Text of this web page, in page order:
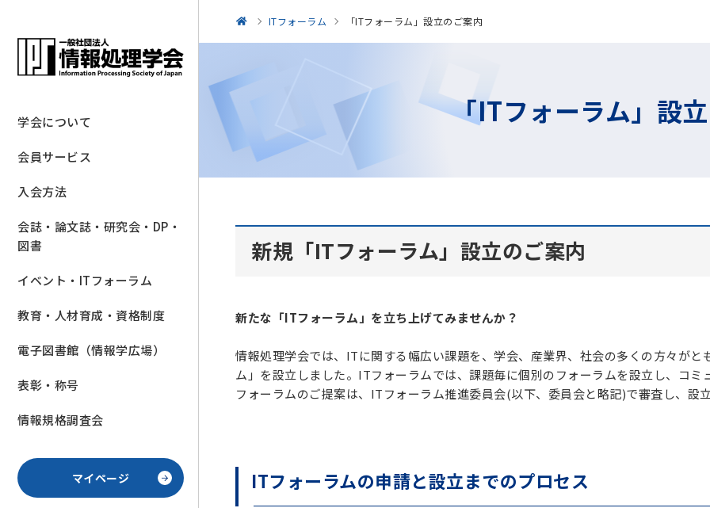
学会について
会員サービス
入会方法
会誌・論文誌・研究会・DP・
図書
イベント・ITフォーラム
教育・人材育成・資格制度
電子図書館（情報学広場）
表彰・称号
情報規格調査会
マイページ
ITフォーラム 「ITフォーラム」設立のご案内
「ITフォーラム」設
新規「ITフォーラム」設立のご案内
新たな「ITフォーラム」を立ち上げてみませんか？
情報処理学会では、ITに関する幅広い課題を、学会、産業界、社会の多くの方々が
ム」を設立しました。ITフォーラムでは、課題毎に個別のフォーラムを設立し、コミ
フォーラムのご提案は、ITフォーラム推進委員会(以下、委員会と略記)で審査し、設
ITフォーラムの申請と設立までのプロセス